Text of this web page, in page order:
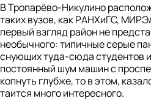
В Тропарёво-Никулино
таких вузов, как РАНХиГС,
первый взгляд район не
необычного: типичные серые
снующих туда-сюда студентов
постоянный шум машин с
копнуть глубже, то в этом,
таится много интересного.